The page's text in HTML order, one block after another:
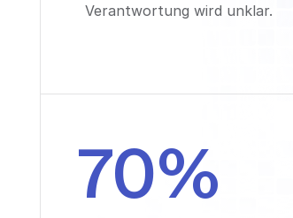
Verantwortung wird unklar.
70%